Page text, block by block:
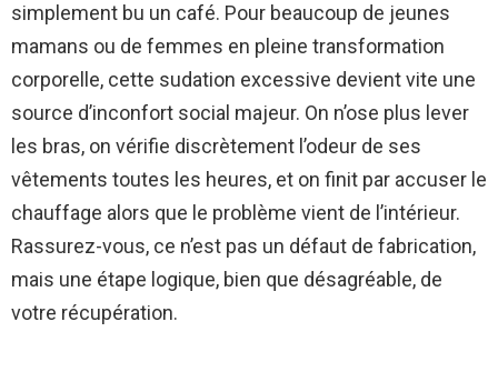
simplement bu un café. Pour beaucoup de jeunes
mamans ou de femmes en pleine transformation
corporelle, cette sudation excessive devient vite une
source d’inconfort social majeur. On n’ose plus lever
les bras, on vérifie discrètement l’odeur de ses
vêtements toutes les heures, et on finit par accuser le
chauffage alors que le problème vient de l’intérieur.
Rassurez-vous, ce n’est pas un défaut de fabrication,
mais une étape logique, bien que désagréable, de
votre récupération.